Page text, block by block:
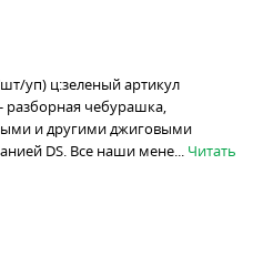
уп) ц:зеленый артикул
разборная чебурашка,
и другими джиговыми
DS. Все наши мене... Читать